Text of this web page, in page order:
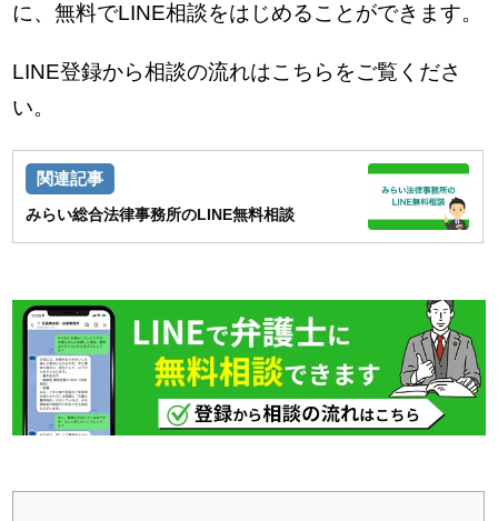
に、無料でLINE相談をはじめることができます。
LINE登録から相談の流れはこちらをご覧くださ
い。
みらい総合法律事務所のLINE無料相談